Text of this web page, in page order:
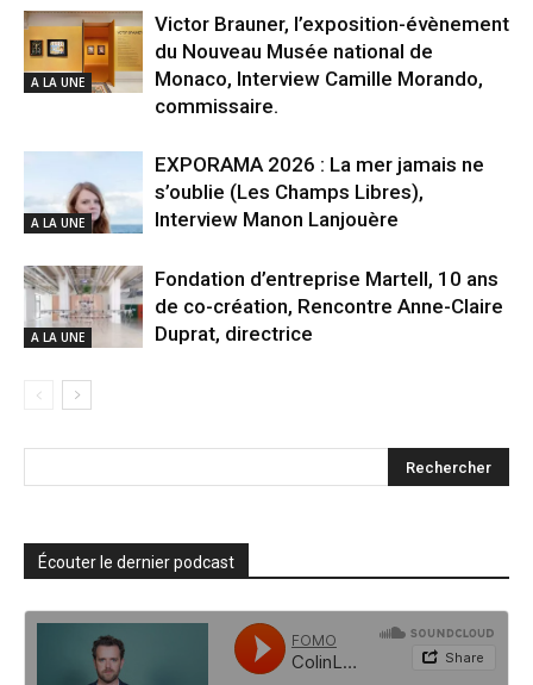
A LA UNE
Victor Brauner, l’exposition-évènement
du Nouveau Musée national de
Monaco, Interview Camille Morando,
commissaire.
A LA UNE
EXPORAMA 2026 : La mer jamais ne
s’oublie (Les Champs Libres),
Interview Manon Lanjouère
A LA UNE
Fondation d’entreprise Martell, 10 ans
de co-création, Rencontre Anne-Claire
Duprat, directrice
Écouter le dernier podcast